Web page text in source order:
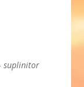
suplinitor